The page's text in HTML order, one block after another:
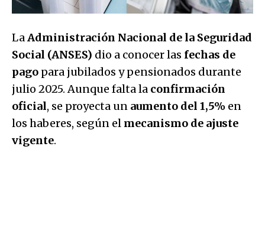
LaAdministración Nacional de la Seguridad
Social (ANSES) dio a conocer las fechas de
pago para jubilados y pensionados durante
julio 2025. Aunque falta la confirmación
oficial, se proyecta un aumento del 1,5% en
los haberes, según el mecanismo de ajuste
vigente.